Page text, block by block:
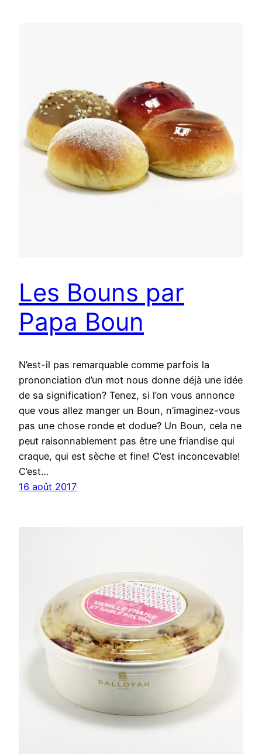
Les Bouns par
Papa Boun
N’est-il pas remarquable comme parfois la
prononciation d’un mot nous donne déjà une idée
de sa signification? Tenez, si l’on vous annonce
que vous allez manger un Boun, n’imaginez-vous
pas une chose ronde et dodue? Un Boun, cela ne
peut raisonnablement pas être une friandise qui
craque, qui est sèche et fine! C’est inconcevable!
C’est…
16 août 2017